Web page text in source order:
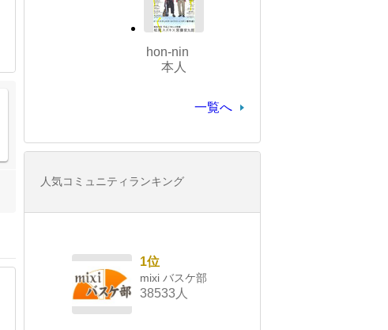
hon-nin
本人
一覧へ
人気コミュニティランキング
1位
mixi バスケ部
38533人